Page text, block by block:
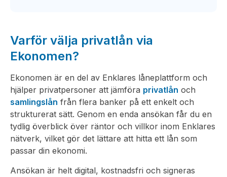
Varför välja privatlån via
Ekonomen?
Ekonomen är en del av Enklares låneplattform och
hjälper privatpersoner att jämföra privatlån och
samlingslån från flera banker på ett enkelt och
strukturerat sätt. Genom en enda ansökan får du en
tydlig överblick över räntor och villkor inom Enklares
nätverk, vilket gör det lättare att hitta ett lån som
passar din ekonomi.
Ansökan är helt digital, kostnadsfri och signeras